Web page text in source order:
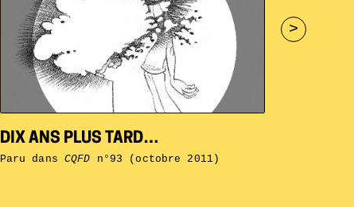
>
DIX ANS PLUS TARD…
Paru dans CQFD n°93 (octobre 2011)